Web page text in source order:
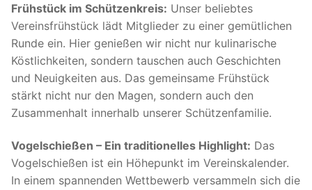
Frühstück im Schützenkreis: Unser beliebtes
Vereinsfrühstück lädt Mitglieder zu einer gemütlichen
Runde ein. Hier genießen wir nicht nur kulinarische
Köstlichkeiten, sondern tauschen auch Geschichten
und Neuigkeiten aus. Das gemeinsame Frühstück
stärkt nicht nur den Magen, sondern auch den
Zusammenhalt innerhalb unserer Schützenfamilie.
Vogelschießen – Ein traditionelles Highlight: Das
Vogelschießen ist ein Höhepunkt im Vereinskalender.
In einem spannenden Wettbewerb versammeln sich die